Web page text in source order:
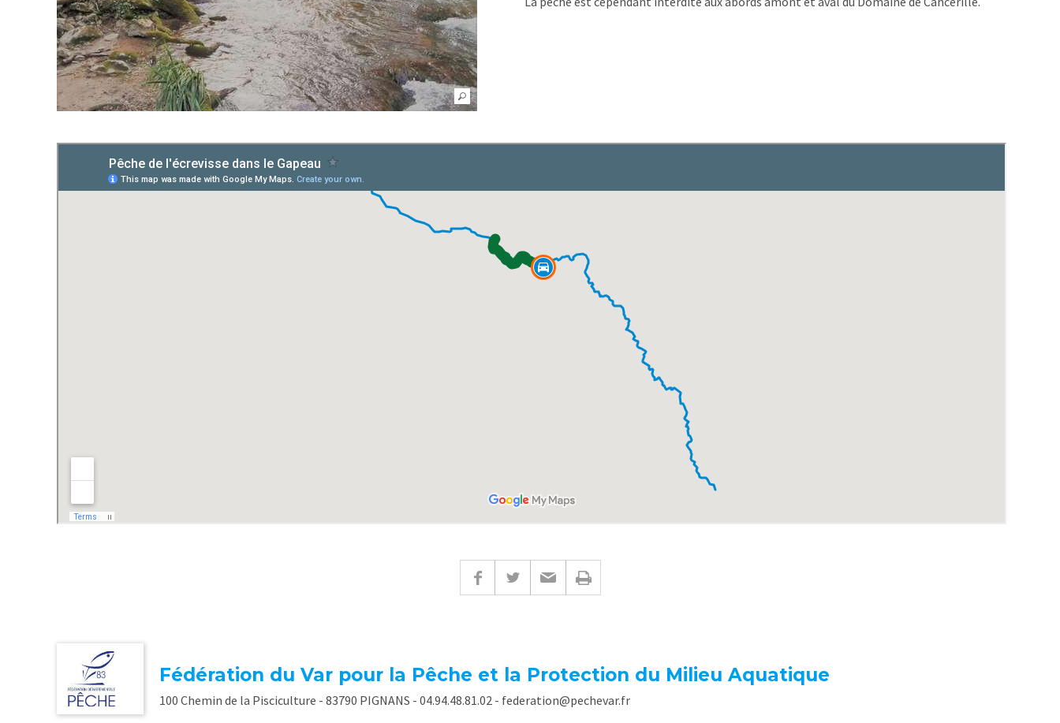
Fédération du Var pour la Pêche et la Protection du Milieu Aquatique
100 Chemin de la Pisciculture - 83790 PIGNANS - 04.94.48.81.02 - federation@pechevar.fr